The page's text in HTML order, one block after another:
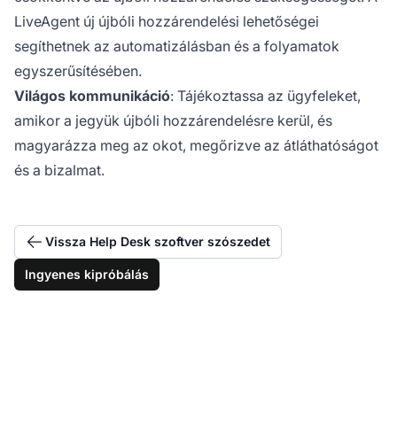
LiveAgent új újbóli hozzárendelési lehetőségei
segíthetnek az automatizálásban és a folyamatok
egyszerűsítésében.
Világos kommunikáció: Tájékoztassa az ügyfeleket,
amikor a jegyük újbóli hozzárendelésre kerül, és
magyarázza meg az okot, megőrizve az átláthatóságot
és a bizalmat.
Vissza Help Desk szoftver szószedet
Ingyenes kipróbálás